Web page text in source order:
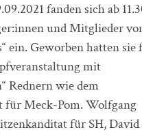
fanden sich ab
und Mitglieder
ein. Geworben hatten sie
mit
Rednern wie dem
für Meck-Pom. Wolfgang
für SH, David